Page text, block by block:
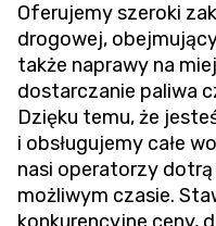
Oferujemy szeroki
drogowej,
także naprawy na
dostarczanie paliwa
Dzięku temu, że
i obsługujemy całe
nasi operatorzy
możliwym czasie.